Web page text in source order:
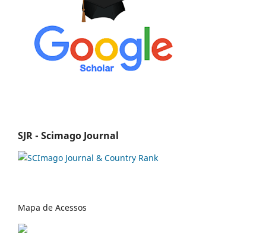
SJR - Scimago Journal
Mapa de Acessos